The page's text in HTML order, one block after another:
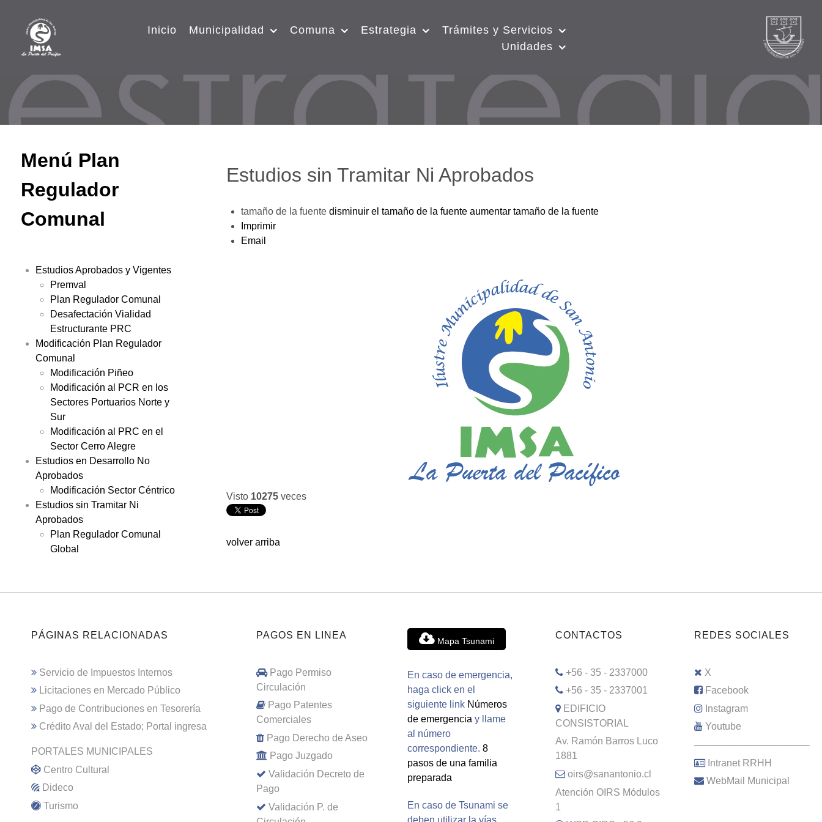
Inicio Municipalidad Comuna Estrategia
Trámites y Servicios
Unidades
Menú Plan
Regulador
Comunal
Estudios Aprobados y Vigentes
Premval
Plan Regulador Comunal
Desafectación Vialidad
Estructurante PRC
Modificación Plan Regulador
Comunal
Modificación Piñeo
Modificación al PCR en los
Sectores Portuarios Norte y
Sur
Modificación al PRC en el
Sector Cerro Alegre
Estudios en Desarrollo No
Aprobados
Modificación Sector Céntrico
Estudios sin Tramitar Ni
Aprobados
Plan Regulador Comunal
Global
Estudios sin Tramitar Ni Aprobados
tamaño de la fuente disminuir el tamaño de la fuente aumentar tamaño de la fuente
Imprimir
Email
Visto 10275 veces
volver arriba
PÁGINAS RELACIONADAS
Servicio de Impuestos Internos
Licitaciones en Mercado Público
Pago de Contribuciones en Tesorería
Crédito Aval del Estado; Portal ingresa
PORTALES MUNICIPALES
Centro Cultural
Dideco
Turismo
PAGOS EN LINEA
Pago Permiso
Circulación
Pago Patentes
Comerciales
Pago Derecho de Aseo
Pago Juzgado
Validación Decreto de
Pago
Validación P. de
Mapa Tsunami
En caso de emergencia,
haga click en el
siguiente link Números
de emergencia y llame
al número
correspondiente. 8
pasos de una familia
preparada
En caso de Tsunami se
deben utilizar la vías
CONTACTOS
+56 - 35 - 2337000
+56 - 35 - 2337001
EDIFICIO
CONSISTORIAL
Av. Ramón Barros Luco
1881
oirs@sanantonio.cl
Atención OIRS Módulos
1
REDES SOCIALES
X
Facebook
Instagram
Youtube
–––––––––––––––––––––
Intranet RRHH
WebMail Municipal